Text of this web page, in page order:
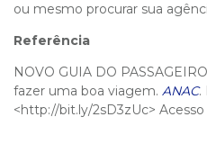
ou mesmo procurar sua
Referência
NOVO GUIA DO
fazer uma boa viagem. ANAC.
<http://bit.ly/2sD3zUc>